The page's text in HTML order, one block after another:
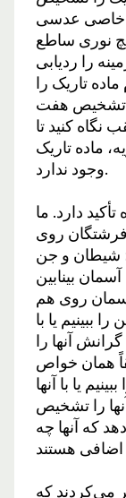
خاصی عدسی
نوری ساطع
را ردیابی
تاریک را
تشخیص هفت
نگاه کنید تا
ماده تاریک
وجود ندارد.
دارد. ما
فرشتگان روی
شیطان و جن
بینابین
روی هم
ببینیم یا با
گرانش آنها را
همان خواص
یا با آنها
را تشخیص
که آنها چه
می‌کردند که